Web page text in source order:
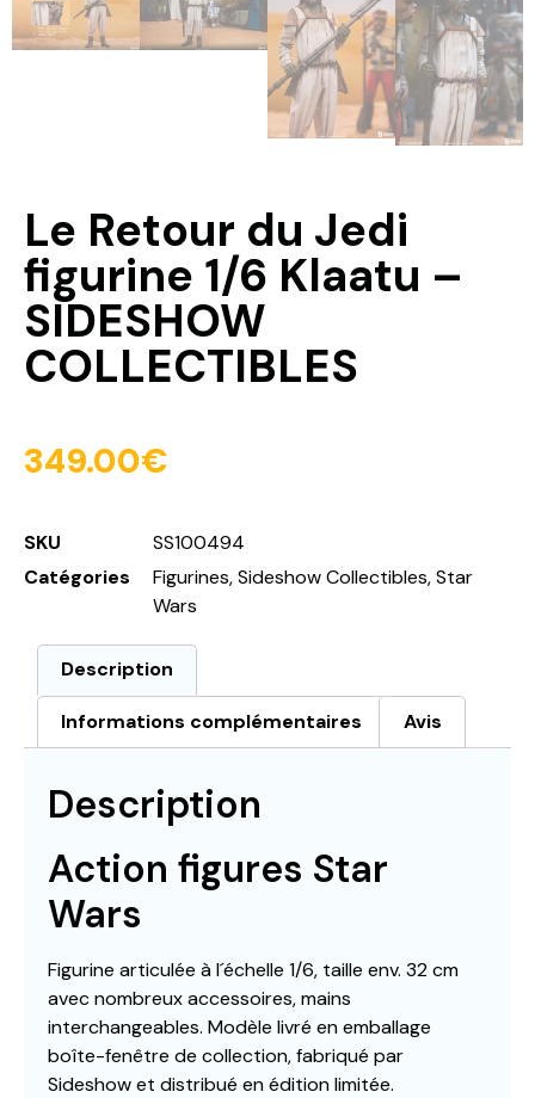
Le Retour du Jedi
figurine 1/6 Klaatu –
SIDESHOW
COLLECTIBLES
349.00€
SKU
SS100494
Catégories
Figurines,Sideshow Collectibles,Star
Wars
Description
Informations complémentaires Avis
Description
Action figures Star
Wars
Figurine articulée à l´échelle 1/6, taille env. 32 cm
avec nombreux accessoires, mains
interchangeables. Modèle livré en emballage
boîte-fenêtre de collection, fabriqué par
Sideshow et distribué en édition limitée.